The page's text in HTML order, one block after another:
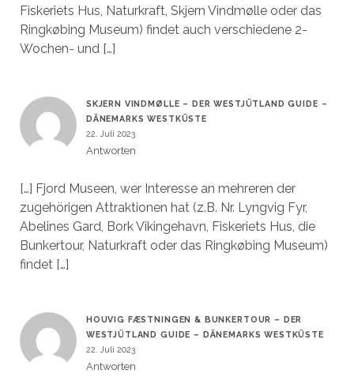
Fiskeriets Hus, Naturkraft, Skjern Vindmølle oder das
Ringkøbing Museum) findet auch verschiedene 2-
Wochen- und […]
SKJERN VINDMØLLE – DER WESTJÜTLAND GUIDE –
DÄNEMARKS WESTKÜSTE
22. Juli 2023
Antworten
[…] Fjord Museen, wer Interesse an mehreren der
zugehörigen Attraktionen hat (z.B. Nr. Lyngvig Fyr,
Abelines Gard, Bork Vikingehavn, Fiskeriets Hus, die
Bunkertour, Naturkraft oder das Ringkøbing Museum)
findet […]
HOUVIG FÆSTNINGEN & BUNKERTOUR – DER
WESTJÜTLAND GUIDE – DÄNEMARKS WESTKÜSTE
22. Juli 2023
Antworten